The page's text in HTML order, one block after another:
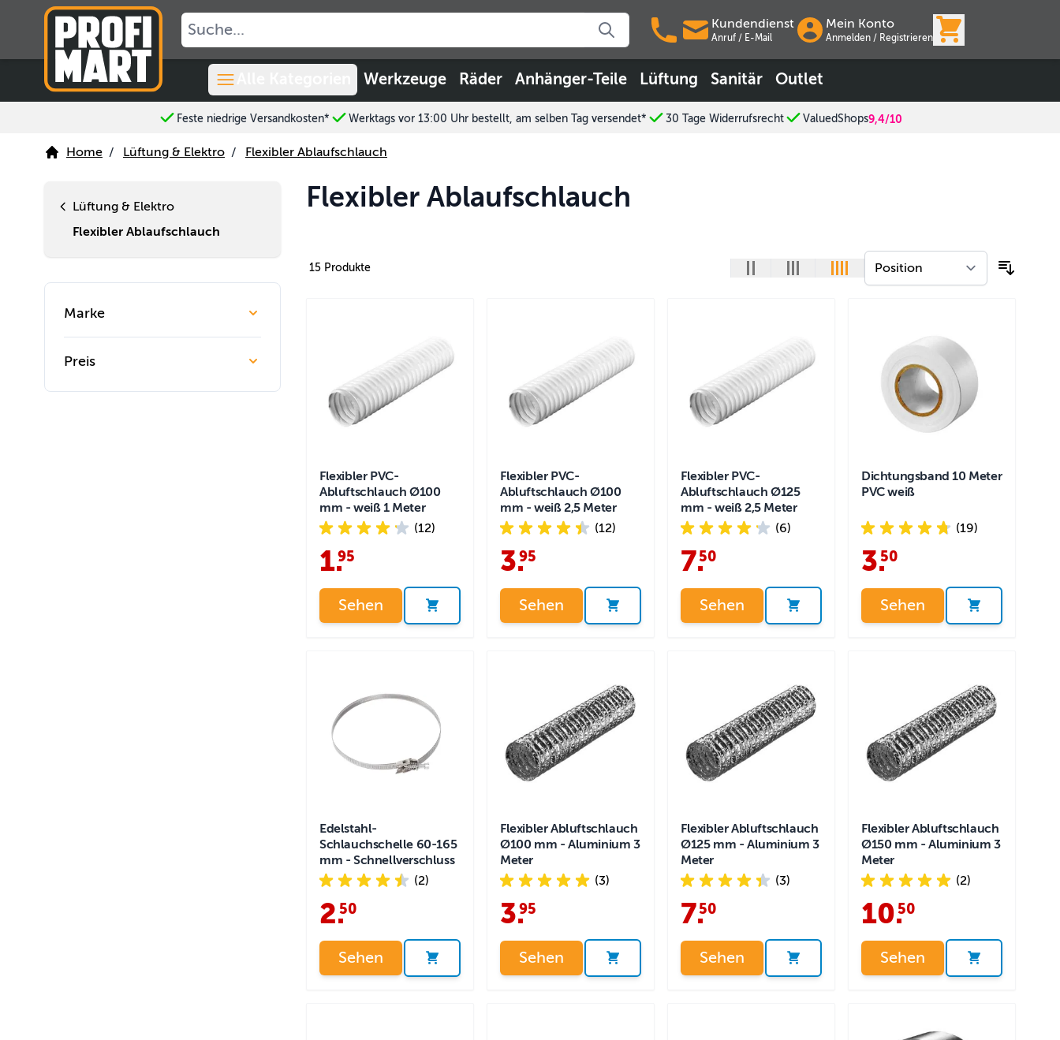
Skip to Content
Kundendienst
Anruf / E-Mail
Mein Konto
Anmelden / Registrieren
Werkzeuge Räder Anhänger-Teile Lüftung Sanitär Outlet
Feste niedrige Versandkosten* Werktags vor 13:00 Uhr bestellt, am selben Tag versendet* 30 Tage Widerrufsrecht ValuedShops9,4/10
Home / Lüftung & Elektro / Flexibler Ablaufschlauch
Lüftung & Elektro
Flexibler Ablaufschlauch
Marke
Preis
Flexibler Ablaufschlauch
15 Produkte
Flexibler PVC-
Abluftschlauch Ø100
mm - weiß 1 Meter
(12)
1.
95
Sehen
Flexibler PVC-
Abluftschlauch Ø100
mm - weiß 2,5 Meter
(12)
3.
95
Sehen
Flexibler PVC-
Abluftschlauch Ø125
mm - weiß 2,5 Meter
(6)
7.50
Sehen
Dichtungsband 10 Meter
PVC weiß
(19)
3.
50
Sehen
Edelstahl-
Schlauchschelle 60-165
mm - Schnellverschluss
(2)
2.
50
Sehen
Flexibler Abluftschlauch
Ø100 mm - Aluminium 3
Meter
(3)
3.
95
Sehen
Flexibler Abluftschlauch
Ø125 mm - Aluminium 3
Meter
(3)
7.50
Sehen
Flexibler Abluftschlauch
Ø150 mm - Aluminium 3
Meter
(2)
10.
50
Sehen